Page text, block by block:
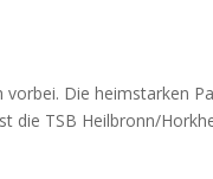
vorbei. Die heimstarken
die TSB Heilbronn/